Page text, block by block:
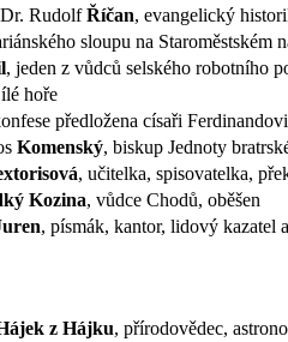
RudolfŘíčan, evangelický
sloupu na Staroměstském
, jeden z vůdců selského robotního
hoře
předložena císaři
Komenský, biskup Jednoty
, učitelka, spisovatelka,
Kozina, vůdce Chodů, oběšen
, písmák, kantor, lidový kazatel
z Hájku, přírodovědec,